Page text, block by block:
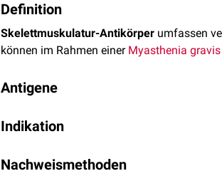
Definition
Skelettmuskulatur-Antikörper umfassen
können im Rahmen einer Myasthenia gravis
Antigene
Myosin-Antikörper
Titin-Antikörper(Titin-AK)
Indikation
einesThymomsbestimmt.
Nachweismethoden